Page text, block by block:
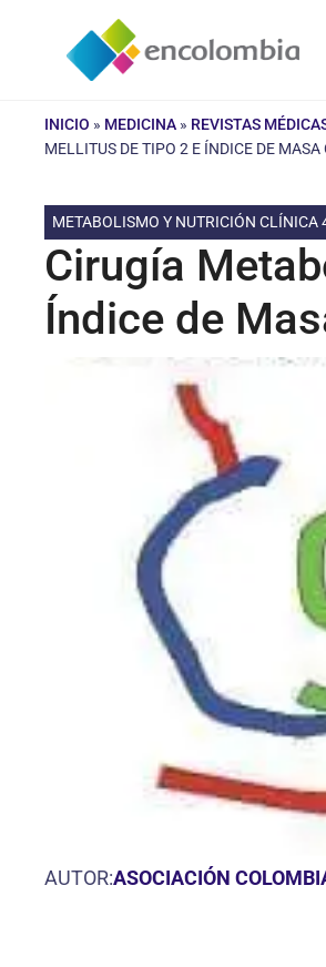
contenido
INICIO » MEDICINA » REVISTAS
MELLITUS DE TIPO 2 E ÍNDICE DE
METABOLISMO Y NUTRICIÓN CLÍNICA
Cirugía
Índice de
AUTOR:ASOCIACIÓN